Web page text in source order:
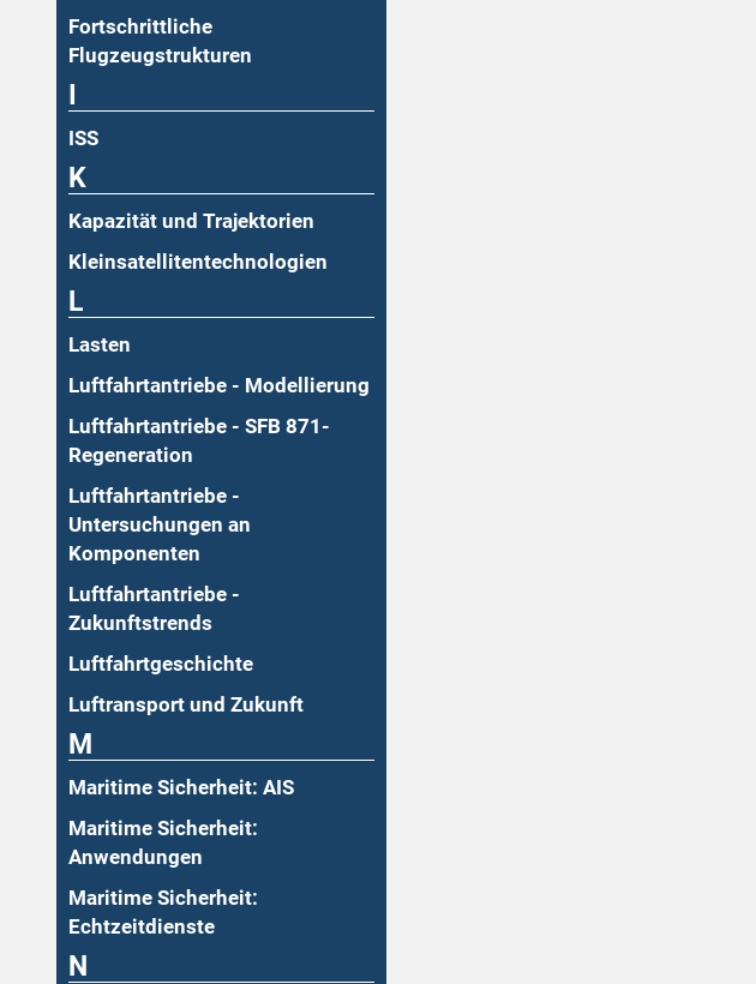
Fortschrittliche
Flugzeugstrukturen
ISS
K
Kapazität und Trajektorien
Kleinsatellitentechnologien
L
Lasten
Luftfahrtantriebe - Modellierung
Luftfahrtantriebe - SFB 871-
Regeneration
Luftfahrtantriebe -
Untersuchungen an
Komponenten
Luftfahrtantriebe -
Zukunftstrends
Luftfahrtgeschichte
Luftransport und Zukunft
M
Maritime Sicherheit: AIS
Maritime Sicherheit:
Anwendungen
Maritime Sicherheit:
Echtzeitdienste
N